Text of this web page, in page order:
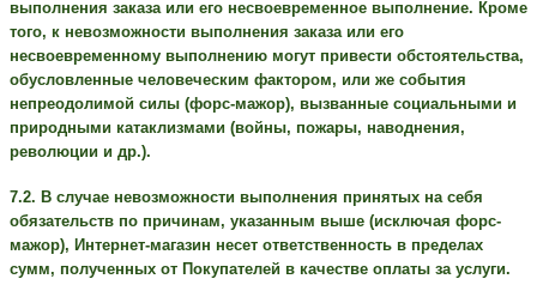
выполнения заказа или его несвоевременное выполнение. Кроме
того, к невозможности выполнения заказа или его
несвоевременному выполнению могут привести обстоятельства,
обусловленные человеческим фактором, или же события
непреодолимой силы (форс-мажор), вызванные социальными и
природными катаклизмами (войны, пожары, наводнения,
революции и др.).
7.2. В случае невозможности выполнения принятых на себя
обязательств по причинам, указанным выше (исключая форс-
мажор), Интернет-магазин несет ответственность в пределах
сумм, полученных от Покупателей в качестве оплаты за услуги.